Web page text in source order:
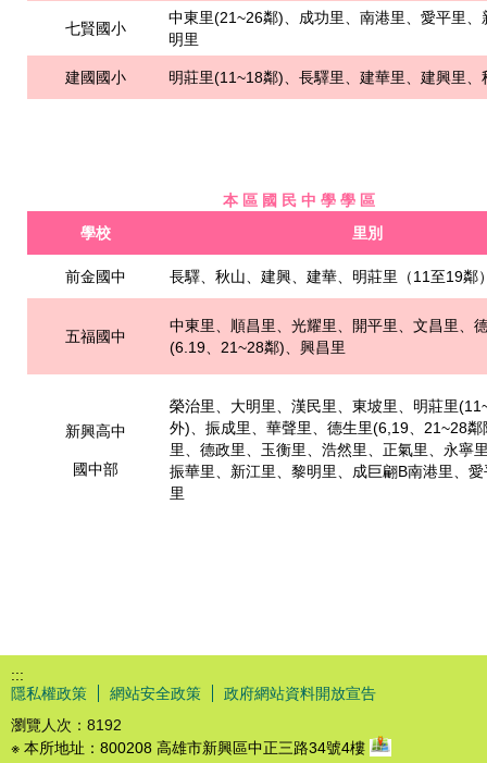
七賢國小
中東里(21~26鄰)、成功里、南港里、愛平里、
明里
建國國小 明莊里(11~18鄰)、長驛里、建華里、建興里、
本 區 國 民 中 學 學 區
學校
里別
前金國中 長驛、秋山、建興、建華、明莊里（11至19鄰
五福國中
中東里、順昌里、光耀里、開平里、文昌里、
(6.19、21~28鄰)、興昌里
新興高中
國中部
榮治里、大明里、漢民里、東坡里、明莊里
外)、振成里、華聲里、德生里(6,19、21~28鄰
里、德政里、玉衡里、浩然里、正氣里、永寧
振華里、新江里、黎明里、成巨翩B南港里、
里
:::
隱私權政策
網站安全政策
政府網站資料開放宣告
瀏覽人次： 8192
※ 本所地址：800208 高雄市新興區中正三路34號4樓